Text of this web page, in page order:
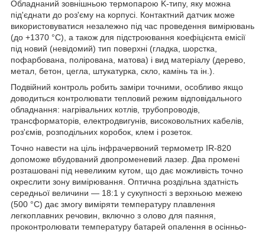
Обладнаний зовнішньою термопарою K-типу, яку можна
під'єднати до роз'єму на корпусі. Контактний датчик може
використовуватися незалежно під час проведення вимірювань
(до +1370 °C), а також для підстроювання коефіцієнта емісії
під новий (невідомий) тип поверхні (гладка, шорстка,
пофарбована, полірована, матова) і вид матеріалу (дерево,
метал, бетон, цегла, штукатурка, скло, камінь та ін.).
Подвійний контроль робить заміри точними, особливо якщо
доводиться контролювати тепловий режим відповідального
обладнання: нагрівальних котлів, трубопроводів,
трансформаторів, електродвигунів, високовольтних кабелів,
роз'ємів, розподільних коробок, клем і розеток.
Точно навести на ціль інфрачервоний термометр IR-820
допоможе вбудований двопроменевий лазер. Два промені
розташовані під невеликим кутом, що дає можливість точно
окреслити зону вимірювання. Оптична роздільна здатність
середньої величини — 18:1 у сукупності з верхньою межею
(500 °C) дає змогу виміряти температуру плавлення
легкоплавних речовин, включно з олово для паяння,
проконтролювати температуру батарей опалення в осінньо-